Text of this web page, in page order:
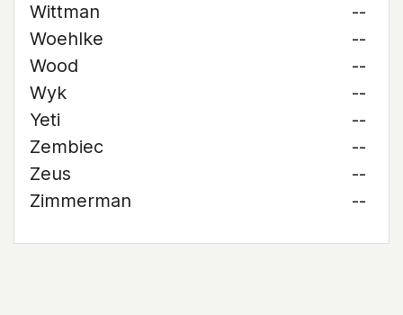
Wittman
--
Woehlke
--
Wood
--
Wyk
--
Yeti
--
Zembiec
--
Zeus
--
Zimmerman
--